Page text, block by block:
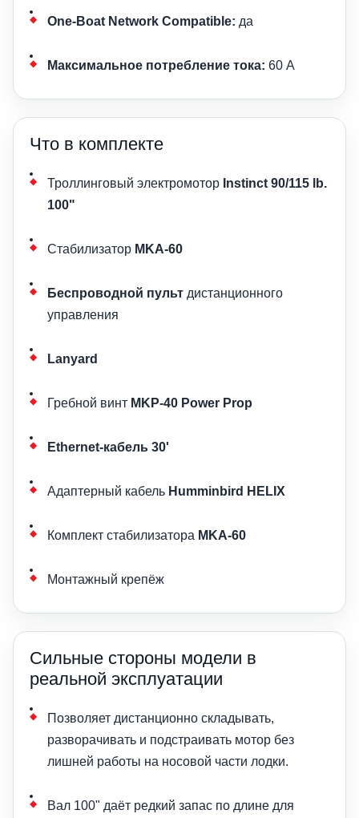
One-Boat Network Compatible: да
Максимальное потребление тока: 60 А
Что в комплекте
Троллинговый электромотор Instinct 90/115 lb.
100"
Стабилизатор MKA-60
Беспроводной пульт дистанционного
управления
Lanyard
Гребной винт MKP-40 Power Prop
Ethernet-кабель 30'
Адаптерный кабель Humminbird HELIX
Комплект стабилизатора MKA-60
Монтажный крепёж
Сильные стороны модели в
реальной эксплуатации
Позволяет дистанционно складывать,
разворачивать и подстраивать мотор без
лишней работы на носовой части лодки.
Вал 100" даёт редкий запас по длине для